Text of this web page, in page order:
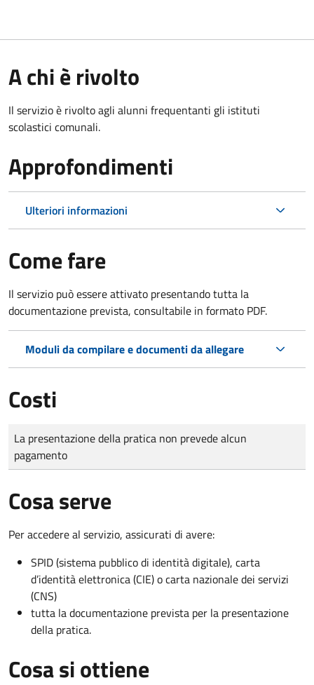
A chi è rivolto
Il servizio è rivolto agli alunni frequentanti gli istituti
scolastici comunali.
Approfondimenti
Ulteriori informazioni
Come fare
Il servizio può essere attivato presentando tutta la
documentazione prevista, consultabile in formato PDF.
Moduli da compilare e documenti da allegare
Costi
Tipo di pagamento
Importo
La presentazione della pratica non prevede alcun
pagamento
Cosa serve
Per accedere al servizio, assicurati di avere:
SPID (sistema pubblico di identità digitale), carta
d’identità elettronica (CIE) o carta nazionale dei servizi
(CNS)
tutta la documentazione prevista per la presentazione
della pratica.
Cosa si ottiene